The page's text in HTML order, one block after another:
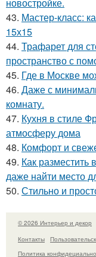
новостройке.
43. Мастер-класс:
15х15
44. Трафарет для
пространство с
45. Где в Москве
46. Даже с
комнату.
47. Кухня в стиле
атмосферу дома
48. Комфорт и
49. Как разместить
даже найти место
50. Стильно и
© 2026 Интерьер и декор
Контакты
Политика